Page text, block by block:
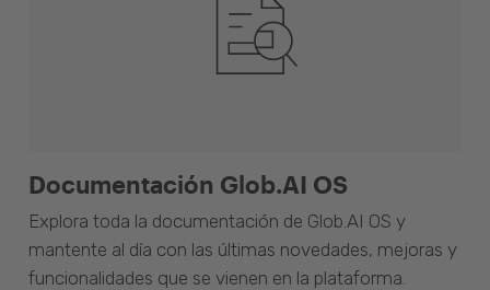
Documentación Glob.AI OS
Explora toda la documentación de Glob.AI OS y
mantente al día con las últimas novedades, mejoras y
funcionalidades que se vienen en la plataforma.